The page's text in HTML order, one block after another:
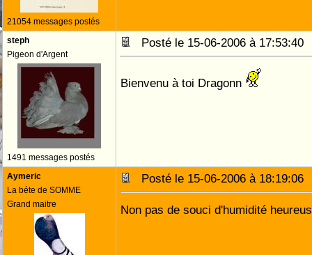
21054 messages postés
steph
Pigeon d'Argent
1491 messages postés
Posté le 15-06-2006 à
Bienvenu à toi Dragonn
Aymeric
La béte de SOMME
Grand maitre
Posté le 15-06-2006 à
Non pas de souci d'humidité